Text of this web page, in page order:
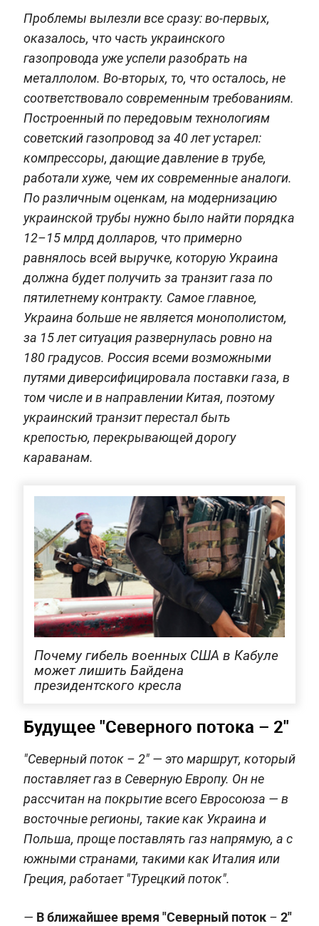
Проблемы вылезли все сразу: во-первых,
оказалось, что часть украинского
газопровода уже успели разобрать на
металлолом. Во-вторых, то, что осталось, не
соответствовало современным требованиям.
Построенный по передовым технологиям
советский газопровод за 40 лет устарел:
компрессоры, дающие давление в трубе,
работали хуже, чем их современные аналоги.
По различным оценкам, на модернизацию
украинской трубы нужно было найти порядка
12–15 млрд долларов, что примерно
равнялось всей выручке, которую Украина
должна будет получить за транзит газа по
пятилетнему контракту. Самое главное,
Украина больше не является монополистом,
за 15 лет ситуация развернулась ровно на
180 градусов. Россия всеми возможными
путями диверсифицировала поставки газа, в
том числе и в направлении Китая, поэтому
украинский транзит перестал быть
крепостью, перекрывающей дорогу
караванам.
Почему гибель военных США в Кабуле
может лишить Байдена
президентского кресла
Будущее "Северного потока – 2"
"Северный поток – 2" — это маршрут, который
поставляет газ в Северную Европу. Он не
рассчитан на покрытие всего Евросоюза — в
восточные регионы, такие как Украина и
Польша, проще поставлять газ напрямую, а с
южными странами, такими как Италия или
Греция, работает "Турецкий поток".
— В ближайшее время "Северный поток– 2"